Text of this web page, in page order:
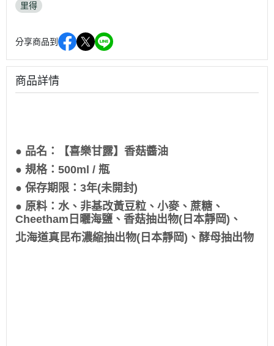
里得
分享商品到
商品詳情
● 品名：【喜樂甘露】香菇醬油
● 規格：500ml / 瓶
● 保存期限：3年(未開封)
● 原料：水、非基改黃豆粒、小麥、蔗糖、
Cheetham日曬海鹽、香菇抽出物(日本靜岡)、
北海道真昆布濃縮抽出物(日本靜岡)、酵母抽出物